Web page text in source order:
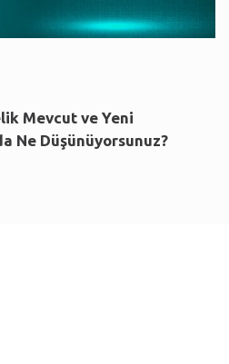
Mevcut ve Yeni
Ne Düşünüyorsunuz?